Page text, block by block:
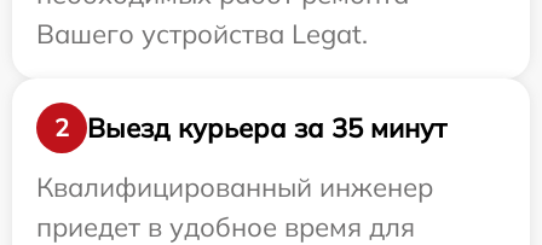
Вашего устройства Legat.
2
Выезд курьера за 35 минут
Квалифицированный инженер
приедет в удобное время для